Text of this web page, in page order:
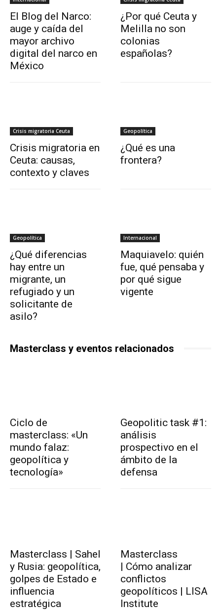
El Blog del Narco:
auge y caída del
mayor archivo
digital del narco en
México
¿Por qué Ceuta y
Melilla no son
colonias
españolas?
Crisis migratoria Ceuta
Crisis migratoria en
Ceuta: causas,
contexto y claves
Geopolítica
¿Qué es una
frontera?
Geopolítica
¿Qué diferencias
hay entre un
migrante, un
refugiado y un
solicitante de
asilo?
Internacional
Maquiavelo: quién
fue, qué pensaba y
por qué sigue
vigente
Masterclass y eventos relacionados
Ciclo de
masterclass: «Un
mundo falaz:
geopolítica y
tecnología»
Geopolitic task #1:
análisis
prospectivo en el
ámbito de la
defensa
Masterclass | Sahel
y Rusia: geopolítica,
golpes de Estado e
influencia
estratégica
Masterclass
| Cómo analizar
conflictos
geopolíticos | LISA
Institute